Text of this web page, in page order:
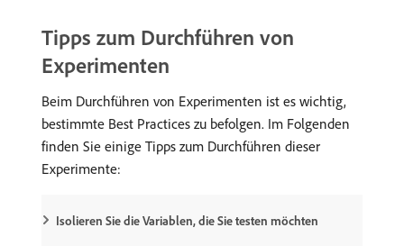
Tipps zum Durchführen von
Experimenten
Beim Durchführen von Experimenten ist es wichtig,
bestimmte Best Practices zu befolgen. Im Folgenden
finden Sie einige Tipps zum Durchführen dieser
Experimente:
Isolieren Sie die Variablen, die Sie testen möchten